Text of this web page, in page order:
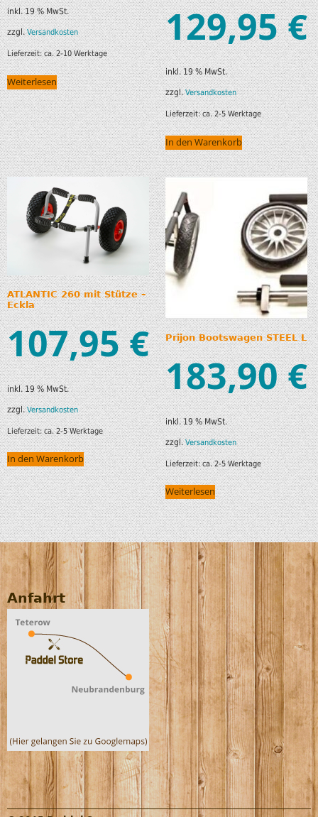
inkl. 19 % MwSt.
zzgl.Versandkosten
Lieferzeit:ca. 2-10 Werktage
Weiterlesen
129,95€
inkl. 19 % MwSt.
zzgl.Versandkosten
Lieferzeit:ca. 2-5 Werktage
In den Warenkorb
ATLANTIC 260 mit Stütze –
Eckla
107,95€
inkl. 19 % MwSt.
zzgl.Versandkosten
Lieferzeit: ca. 2-5 Werktage
In den Warenkorb
Prijon Bootswagen STEEL L
183,90€
inkl. 19 % MwSt.
zzgl.Versandkosten
Lieferzeit:ca. 2-5 Werktage
Weiterlesen
Anfahrt